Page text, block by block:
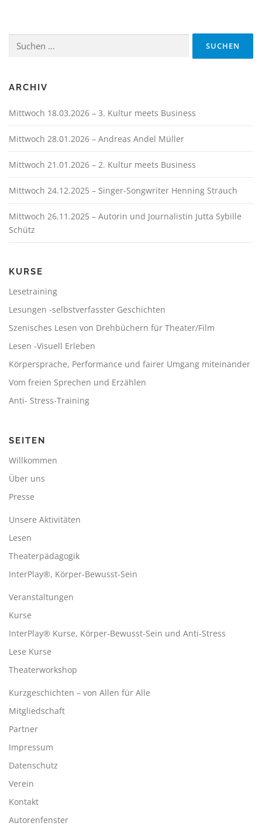
nach:
ARCHIV
Mittwoch 18.03.2026 – 3. Kultur meets Business
Mittwoch 28.01.2026 – Andreas Andel Müller
Mittwoch 21.01.2026 – 2. Kultur meets Business
Mittwoch 24.12.2025 – Singer-Songwriter Henning Strauch
Mittwoch 26.11.2025 – Autorin und Journalistin Jutta Sybille
Schütz
KURSE
Lesetraining
Lesungen -selbstverfasster Geschichten
Szenisches Lesen von Drehbüchern für Theater/Film
Lesen -Visuell Erleben
Körpersprache, Performance und fairer Umgang miteinander
Vom freien Sprechen und Erzählen
Anti- Stress-Training
SEITEN
Willkommen
Über uns
Presse
Unsere Aktivitäten
Lesen
Theaterpädagogik
InterPlay®, Körper-Bewusst-Sein
Veranstaltungen
Kurse
InterPlay® Kurse, Körper-Bewusst-Sein und Anti-Stress
Lese Kurse
Theaterworkshop
Kurzgeschichten – von Allen für Alle
Mitgliedschaft
Partner
Impressum
Datenschutz
Verein
Kontakt
Autorenfenster